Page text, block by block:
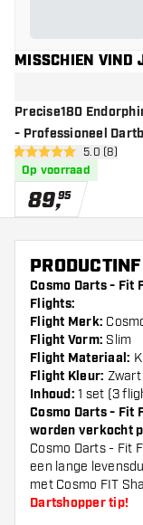
MISSCHIEN VIND
Precise180
- Professioneel
open
5 score sterren5.0 (8)
Op voorraad
89,95
Cosmo Darts - Fit
Flights:
Flight Merk:
Flight Vorm: Slim
Flight Materiaal:
Flight Kleur: Zwart
Inhoud: 1 set (3
Cosmo Darts - Fit
worden verkocht
Cosmo Darts - Fit
een lange
met Cosmo FIT
Dartshopper tip!